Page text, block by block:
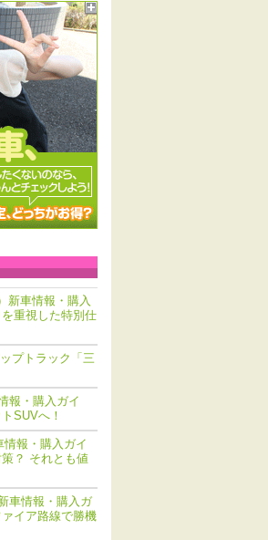
新車情報・購入
重視した特別仕
プトラック「三
報・購入ガイ
SUVへ！
情報・購入ガイ
？ それとも値
車情報・購入ガ
イア路線で勝機